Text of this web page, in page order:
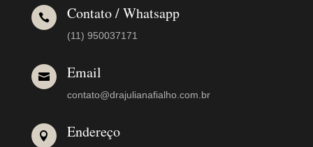
 Contato / Whatsapp
(11) 950037171
 Email
contato@drajulianafialho.com.br
 Endereço